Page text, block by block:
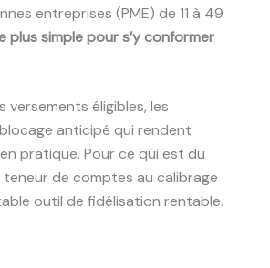
entreprises (PME) de 11 à 49
plus simple pour s’y conformer
versements éligibles, les
anticipé qui rendent
pratique. Pour ce qui est du
de comptes au calibrage
outil de fidélisation rentable.